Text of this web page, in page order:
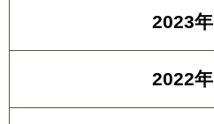
2023年
2022年